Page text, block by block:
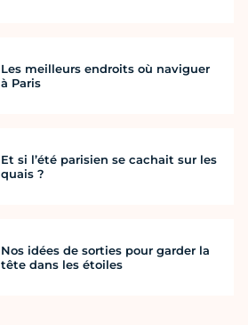
Les meilleurs endroits où naviguer
à Paris
Et si l’été parisien se cachait sur les
quais ?
Nos idées de sorties pour garder la
tête dans les étoiles